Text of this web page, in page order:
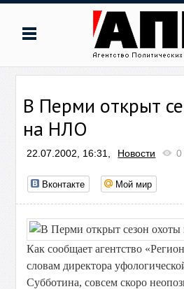
В Перми открыт
на НЛО
22.07.2002, 16:31, Новости 0
Вконтакте Мой мир
Как сообщает агентство
словам директора
Субботина, совсем скоро